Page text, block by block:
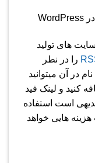
های تولید
را در نطر
در آن میتوانید
کنید و لینک فید
است استفاده
هایی خواهد